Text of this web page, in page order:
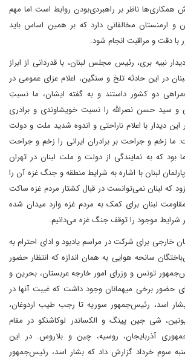
همکاری‌ها ناظر بر راهبردی‌بودن روابط است اما مهم
و ارمنستان مخالفانی دارد که بر همین اساس باید
با دقت و مراقبت انجام شود.
نبیه بری، رئیس مجلس لبنان، با قدردانی از ابراز
در این حادثه تلخ و سنگین، اعلام عزای عمومی در
دو کشور داستند و به گفته ایشان، ما نسبتِ
و سید حسن نصرالله را نسبت خویشاوندی و برادری
این دیدار با اعلام ناراحتی و اندوه شدید ملت و دولت
ما زخم و جراحت بر برادران ایرانی را زخم و جراحت
بود که به نمایندگی از دولت و ملت لبنان در تهران
لبنان با اشاره به شرایط منطقه و جنگ غزه آن را
که لبنان نمی‌توانست در قبال کشتار مردم غزه ساکت
لبنان برای کمک به مردم غزه وارد میدان شده
شرایط موجود را توقف جنگ غزه می‌دانیم.
خارجی برای شرکت در مراسم یادبود و ادای احترام به
سانحه هوایی به همان اندازه که انتظار حضور
تونس و وزرای امور خارجه عربستان، بحرین و
حضور برخی میهمانان وجود داشت که غیبت آنها در
اسد، رئیس‌جمهور سوریه تا رجب طیب اردوغان،
پوتین، شی جین پینگ و الکساندر لوکاشنکو در مقام
آذربایجان، روسیه، چین و بلاروس. در این
سوم خرداد گزارش داد که بشار اسد،‌ رئیس‌جمهور